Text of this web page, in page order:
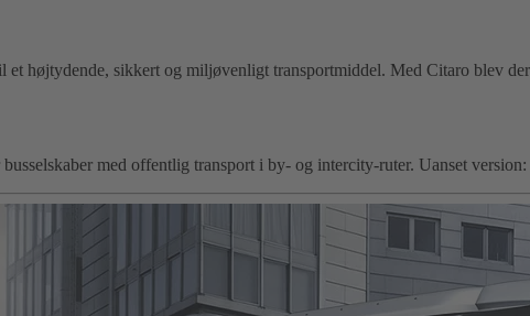
et højtydende, sikkert og miljøvenligt transportmiddel. Med Citaro blev
med offentlig transport i by- og intercity-ruter. Uanset